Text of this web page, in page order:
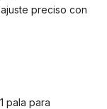
preciso con
pala para